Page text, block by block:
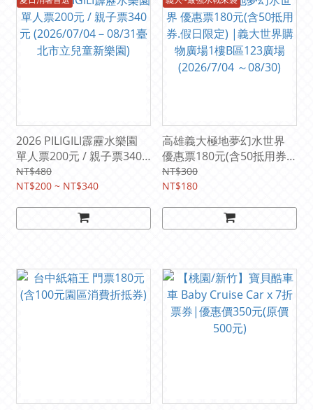
2026 PILIGILI霹靂水樂園
單人票200元 / 親子票340
元 (2026/07/04－08/31臺
北市立兒童新樂園)
NT$480
NT$200 ~ NT$340
高雄義大極地夢幻水世界
優惠票180元(含50抵用券.
假日限定) |義大世界購物
廣場1樓B區123廣場
NT$300
NT$180